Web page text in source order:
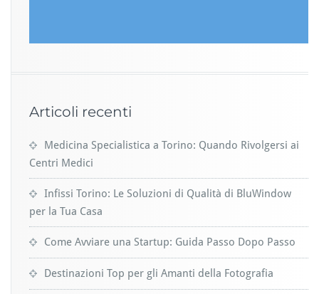
Articoli recenti
Medicina Specialistica a Torino: Quando Rivolgersi ai
Centri Medici
Infissi Torino: Le Soluzioni di Qualità di BluWindow
per la Tua Casa
Come Avviare una Startup: Guida Passo Dopo Passo
Destinazioni Top per gli Amanti della Fotografia